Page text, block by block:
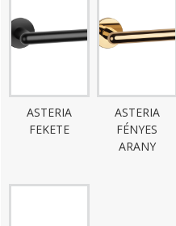
ASTERIA
FEKETE
ASTERIA
FÉNYES
ARANY